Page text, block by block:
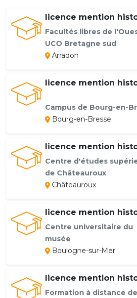
licence mention
Facultés libres de
UCO Bretagne sud
Arradon
licence mention
Campus de Bourg-en-
Bourg-en-Bresse
licence mention
Centre d'études
de Châteauroux
Châteauroux
licence mention
Centre universitaire du
musée
Boulogne-sur-Mer
licence mention
Formation à distance de